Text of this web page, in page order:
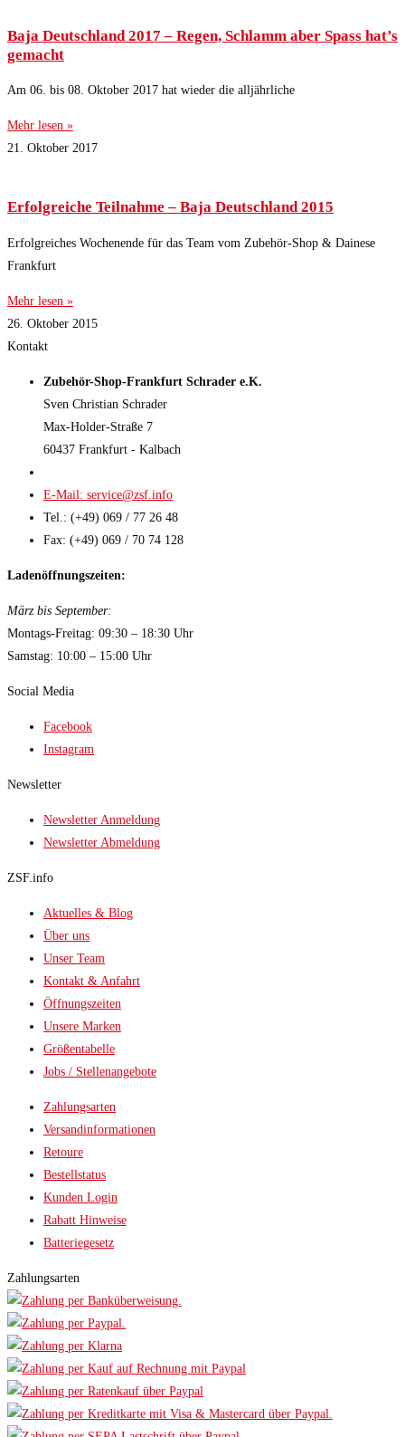
Baja Deutschland 2017 – Regen, Schlamm aber Spass hat’s
gemacht
Am 06. bis 08. Oktober 2017 hat wieder die alljährliche
Mehr lesen »
21. Oktober 2017
Erfolgreiche Teilnahme – Baja Deutschland 2015
Erfolgreiches Wochenende für das Team vom Zubehör-Shop & Dainese
Frankfurt
Mehr lesen »
26. Oktober 2015
Kontakt
Zubehör-Shop-Frankfurt Schrader e.K.
Sven Christian Schrader
Max-Holder-Straße 7
60437 Frankfurt - Kalbach
E-Mail: service@zsf.info
Tel.: (+49) 069 / 77 26 48
Fax: (+49) 069 / 70 74 128
Ladenöffnungszeiten:
März bis September:
Montags-Freitag: 09:30 – 18:30 Uhr
Samstag: 10:00 – 15:00 Uhr
Social Media
Facebook
Instagram
Newsletter
Newsletter Anmeldung
Newsletter Abmeldung
ZSF.info
Aktuelles & Blog
Über uns
Unser Team
Kontakt & Anfahrt
Öffnungszeiten
Unsere Marken
Größentabelle
Jobs / Stellenangebote
Zahlungsarten
Versandinformationen
Retoure
Bestellstatus
Kunden Login
Rabatt Hinweise
Batteriegesetz
Zahlungsarten